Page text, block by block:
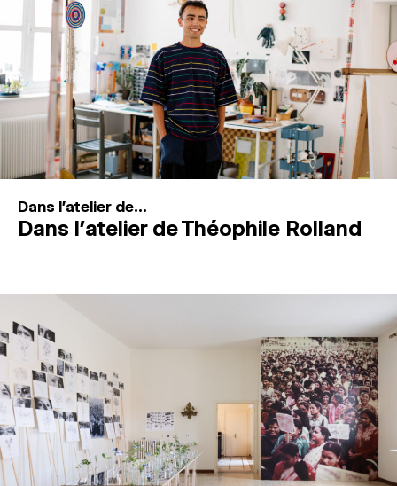
ESPACES DE PRATIQUE ARTISTIQUE ↓
Recherche
Connexion
Dans l'atelier de...
Dans l’atelier de Théophile Rolland